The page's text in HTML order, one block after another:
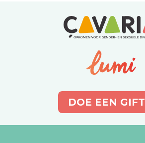
DOE EEN GIFT